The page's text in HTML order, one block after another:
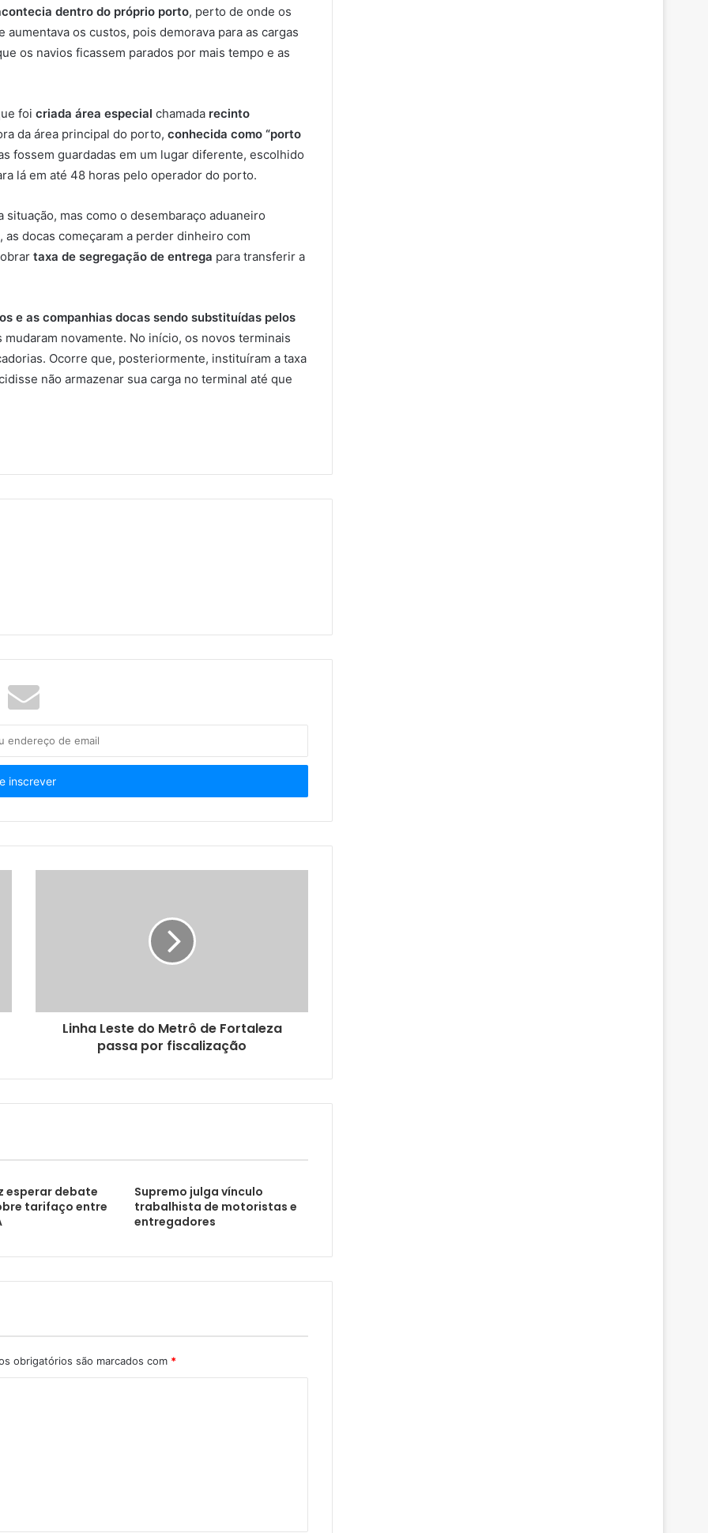
dentro do próprio porto, perto de onde os
aumentava os custos, pois demorava para as cargas
os navios ficassem parados por mais tempo e as
foi criada área especial chamada recinto
da área principal do porto, conhecida como “porto
fossem guardadas em um lugar diferente, escolhido
lá em até 48 horas pelo operador do porto.
mas como o desembaraço aduaneiro
docas começaram a perder dinheiro com
taxa de segregação de entrega para transferir a
e as companhias docas sendo substituídas pelos
mudaram novamente. No início, os novos terminais
Ocorre que, posteriormente, instituíram a taxa
não armazenar sua carga no terminal até que
Linha Leste do Metrô de Fortaleza
passa por fiscalização
esperar debate
tarifaço entre
Supremo julga vínculo
trabalhista de motoristas e
entregadores
obrigatórios são marcados com *